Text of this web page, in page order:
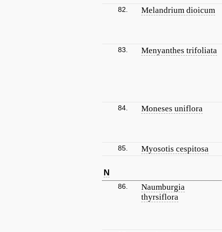
82. Melandrium dioicum
83. Menyanthes trifoliata
84. Moneses uniflora
85. Myosotis cespitosa
N
86.
Naumburgia
thyrsiflora